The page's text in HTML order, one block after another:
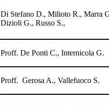
Di Stefano D., Milioto R., Marra
Dizioli G., Russo S.,
Proff. De Ponti C., Internicola G.
Proff. Gerosa A., Vallefuoco S.